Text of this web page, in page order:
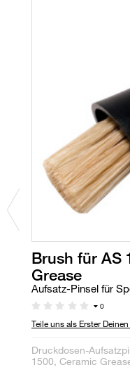
Brush für AS
Grease
Aufsatz-Pinsel für
0
Teile uns als Erster
Druckdosen-
1500, Ceramic